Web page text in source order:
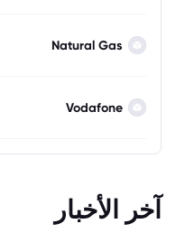
Natural Gas
Vodafone
آخر الأخبار